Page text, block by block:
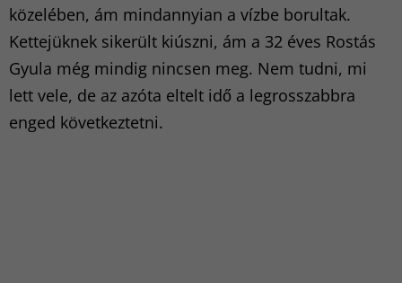
közelében, ám mindannyian a vízbe borultak.
Kettejüknek sikerült kiúszni, ám a 32 éves Rostás
Gyula még mindig nincsen meg. Nem tudni, mi
lett vele, de az azóta eltelt idő a legrosszabbra
enged következtetni.